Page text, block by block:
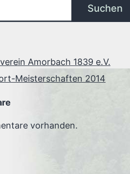
Suchen
Amorbach 1839 e.V.
Meisterschaften 2014
vorhanden.